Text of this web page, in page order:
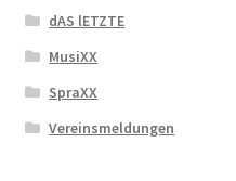
dAS lETZTE
MusiXX
SpraXX
Vereinsmeldungen